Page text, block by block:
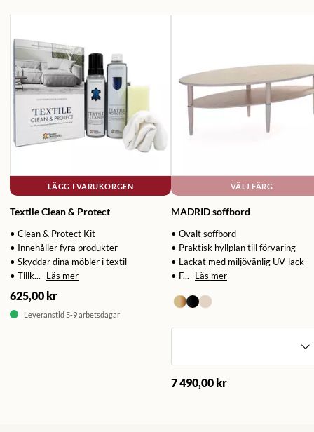
LÄGG I VARUKORGEN
Textile Clean & Protect
• Clean & Protect Kit
• Innehåller fyra produkter
• Skyddar dina möbler i textil
• Tillk...
Läs mer
625,00 kr
Leveranstid 5-9 arbetsdagar
VÄLJ FÄRG
MADRID soffbord
• Ovalt soffbord
• Praktisk hyllplan till förvaring
• Lackat med miljövänlig UV-lack
• F...
Läs mer
7 490,00 kr